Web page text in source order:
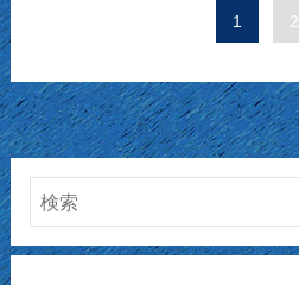
1 2